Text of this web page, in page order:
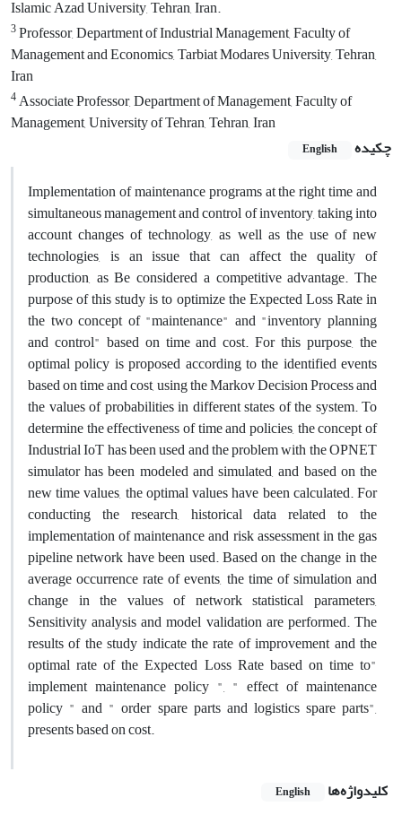
Islamic Azad University, Tehran, Iran.
3Professor, Department of Industrial Management, Faculty of
Management and Economics, Tarbiat Modares University, Tehran,
Iran
4Associate Professor, Department of Management, Faculty of
Management, University of Tehran, Tehran, Iran
چکیده
English
Implementation of maintenance programs at the right time and
simultaneous management and control of inventory, taking into
account changes of technology, as well as the use of new
technologies, is an issue that can affect the quality of
production, as Be considered a competitive advantage. The
purpose of this study is to optimize the Expected Loss Rate in
the two concept of "maintenance" and "inventory planning
and control" based on time and cost. For this purpose, the
optimal policy is proposed according to the identified events
based on time and cost, using the Markov Decision Process and
the values of probabilities in different states of the system. To
determine the effectiveness of time and policies, the concept of
Industrial IoT has been used and the problem with the OPNET
simulator has been modeled and simulated, and based on the
new time values, the optimal values have been calculated. For
conducting the research, historical data related to the
implementation of maintenance and risk assessment in the gas
pipeline network have been used. Based on the change in the
average occurrence rate of events, the time of simulation and
change in the values of network statistical parameters,
Sensitivity analysis and model validation are performed. The
results of the study indicate the rate of improvement and the
optimal rate of the Expected Loss Rate based on time to"
implement maintenance policy ", " effect of maintenance
policy " and " order spare parts and logistics spare parts",
presents based on cost.
کلیدواژه‌ها English